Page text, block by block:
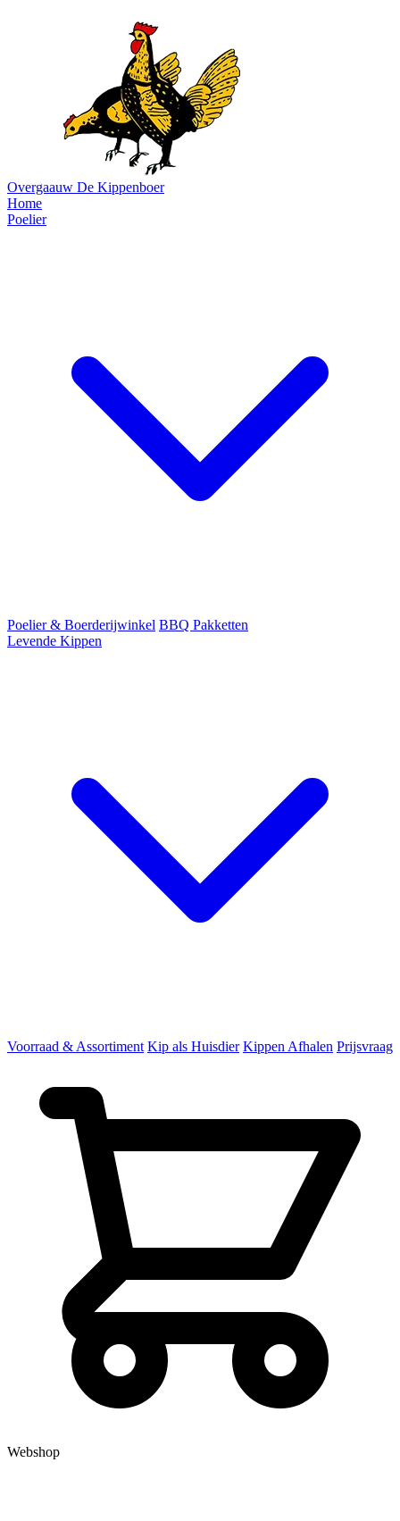
Overgaauw De Kippenboer
Home
Poelier
Poelier & Boerderijwinkel BBQ Pakketten
Levende Kippen
Voorraad & Assortiment Kip als Huisdier Kippen Afhalen Prijsvraag
Webshop